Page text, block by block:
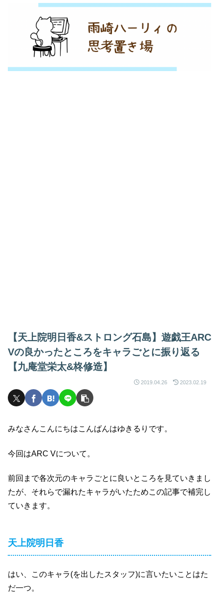
【天上院明日香&ストロング石島】遊戯王ARC
Vの良かったところをキャラごとに振り返る
【九庵堂栄太&柊修造】
2019.04.26 2023.02.19
みなさんこんにちはこんばんはゆきるりです。
今回はARC Vについて。
前回まで各次元のキャラごとに良いところを見ていきまし
たが、それらで漏れたキャラがいたためこの記事で補完し
ていきます。
天上院明日香
はい、このキャラ(を出したスタッフ)に言いたいことはた
だ一つ。